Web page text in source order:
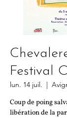
Festival
lun. 14 juil.
  |
Coup de poing
libération de la